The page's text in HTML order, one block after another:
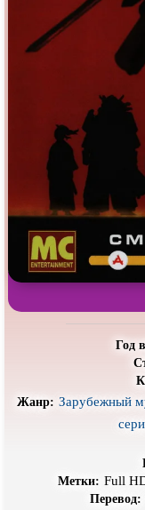
Про акул
Про богов
Про викингов
Про гангстеров
Про деревню
Про драконов
Про корабли и
лодки
Про путешествия во
Про супергероев
Год
Жанр: Зарубежный
Метки: Full
Перевод: